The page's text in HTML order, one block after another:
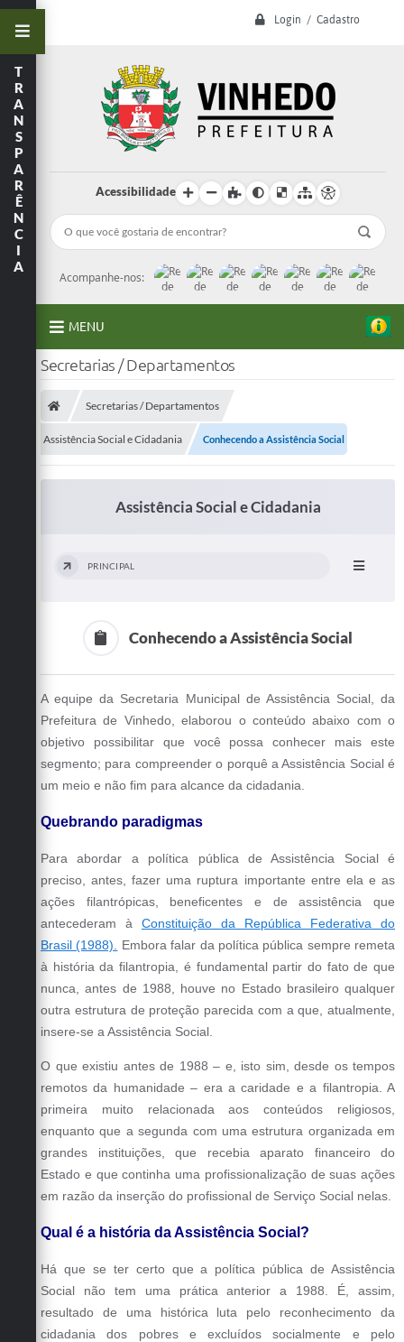
Login / Cadastro
Acessibilidade
Acompanhe-nos:
MENU
A Prefeitura
Secretarias
Telefones
Licitações
Tributos Online
Transporte Coletivo Municipal (Horários e
Itinerários)
Normas e Legislação
Defesa Civil
Sistema de Protocolo
Poupatempo
Listagem dos CEPs de Vinhedo
Contratos
Associação dos Servidores Públicos Municipais de
Vinhedo
Audiências Públicas
Galeria de Vídeos
Contas Públicas
T
R
A
N
S
P
A
R
Ê
N
C
I
A
Secretarias / Departamentos
Secretarias / Departamentos
Assistência Social e Cidadania Conhecendo a Assistência Social
Assistência Social e Cidadania
PRINCIPAL
Conhecendo a Assistência Social
A equipe da Secretaria Municipal de Assistência Social, da
Prefeitura de Vinhedo, elaborou o conteúdo abaixo com o
objetivo possibilitar que você possa conhecer mais este
segmento; para compreender o porquê a Assistência Social é
um meio e não fim para alcance da cidadania.
Quebrando paradigmas
Para abordar a política pública de Assistência Social é
preciso, antes, fazer uma ruptura importante entre ela e as
ações filantrópicas, beneficentes e de assistência que
antecederam à Constituição da República Federativa do
Brasil (1988).
Embora falar da política pública sempre remeta
à história da filantropia, é fundamental partir do fato de que
nunca, antes de 1988, houve no Estado brasileiro qualquer
outra estrutura de proteção parecida com a que, atualmente,
insere-se a Assistência Social.
O que existiu antes de 1988 – e, isto sim, desde os tempos
remotos da humanidade – era a caridade e a filantropia. A
primeira muito relacionada aos conteúdos religiosos,
enquanto que a segunda com uma estrutura organizada em
grandes instituições, que recebia aparato financeiro do
Estado e que continha uma profissionalização de suas ações
em razão da inserção do profissional de Serviço Social nelas.
Qual é a história da Assistência Social?
Há que se ter certo que a política pública de Assistência
Social não tem uma prática anterior a 1988. É, assim,
resultado de uma histórica luta pelo reconhecimento da
cidadania dos pobres e excluídos socialmente e pelo